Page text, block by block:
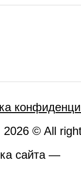
2026 © All
сайта —